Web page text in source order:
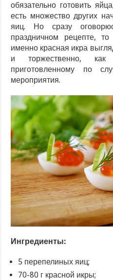
обязательно готовить
есть множество других
яиц. Но сразу
праздничном рецепте,
именно красная икра
и торжественно,
приготовленному по
мероприятия.
Ингредиенты:
5 перепелиных яиц;
70-80 г красной икры;